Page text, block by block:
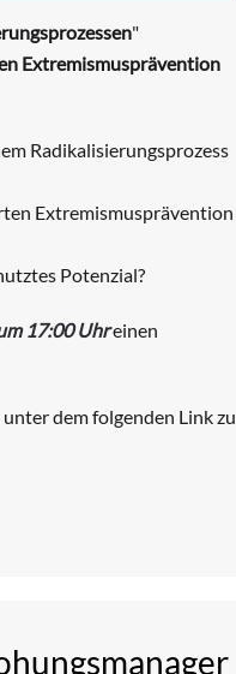
"
Extremismusprävention
Radikalisierungsprozess
Extremismusprävention
Potenzial?
17:00 Uhreinen
unter dem folgenden Link zu